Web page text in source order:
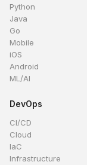
Python
Java
Go
Mobile
iOS
Android
ML/AI
DevOps
CI/CD
Cloud
IaC
Infrastructure